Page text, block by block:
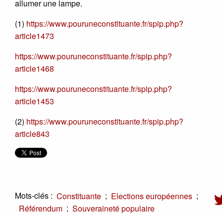
allumer une lampe.
(1) https://www.pouruneconstituante.fr/spip.php?
article1473
https://www.pouruneconstituante.fr/spip.php?
article1468
https://www.pouruneconstituante.fr/spip.php?
article1453
(2) https://www.pouruneconstituante.fr/spip.php?
article843
Mots-clés : Constituante ; Elections européennes ;
Référendum ; Souveraineté populaire